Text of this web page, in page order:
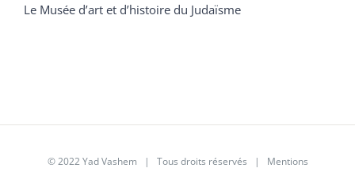
Le Musée d’art et d’histoire du Judaïsme
© 2022 Yad Vashem | Tous droits réservés | Mentions